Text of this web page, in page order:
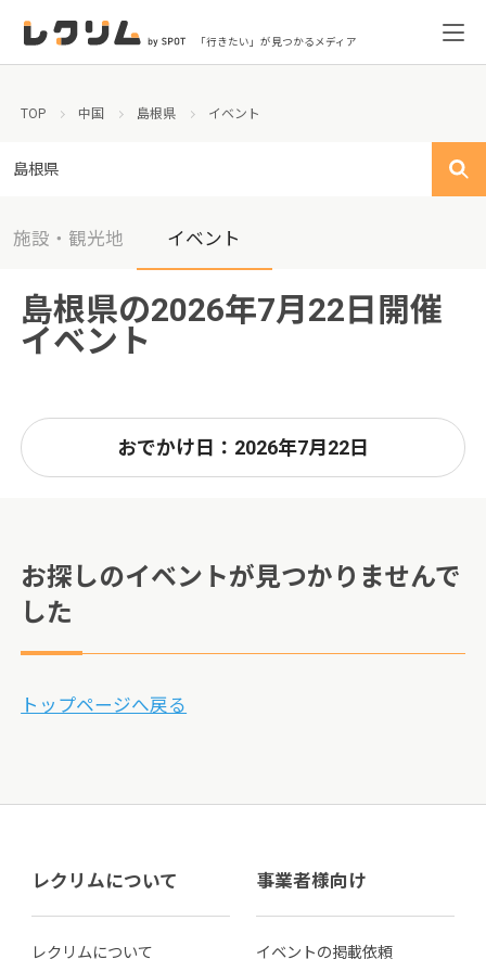
「行きたい」が見つかるメディア
TOP 中国 島根県 イベント
島根県
施設・観光地 イベント
島根県の2026年7月22日開催
イベント
おでかけ日：2026年7月22日
お探しのイベントが見つかりませんで
した
トップページへ戻る
レクリムについて
レクリムについて
事業者様向け
イベントの掲載依頼